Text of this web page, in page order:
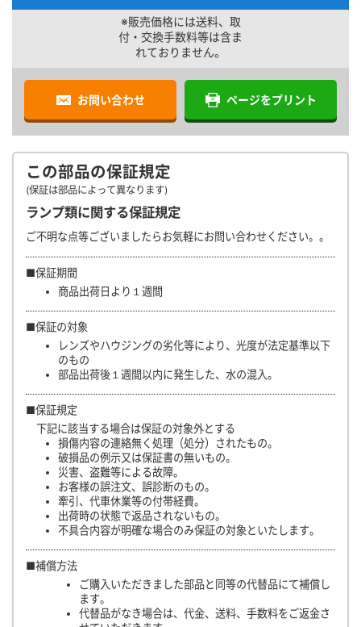
※販売価格には送料、取
付・交換手数料等は含ま
れておりません。
お問い合わせ ページをプリント
この部品の保証規定
(保証は部品によって異なります)
ランプ類に関する保証規定
ご不明な点等ございましたらお気軽にお問い合わせください。。
■保証期間
商品出荷日より１週間
■保証の対象
レンズやハウジングの劣化等により、光度が法定基準以下
のもの
部品出荷後１週間以内に発生した、水の混入。
■保証規定
下記に該当する場合は保証の対象外とする
損傷内容の連絡無く処理（処分）されたもの。
破損品の例示又は保証書の無いもの。
災害、盗難等による故障。
お客様の誤注文、誤診断のもの。
牽引、代車休業等の付帯経費。
出荷時の状態で返品されないもの。
不具合内容が明確な場合のみ保証の対象といたします。
■補償方法
ご購入いただきました部品と同等の代替品にて補償し
ます。
代替品がなき場合は、代金、送料、手数料をご返金さ